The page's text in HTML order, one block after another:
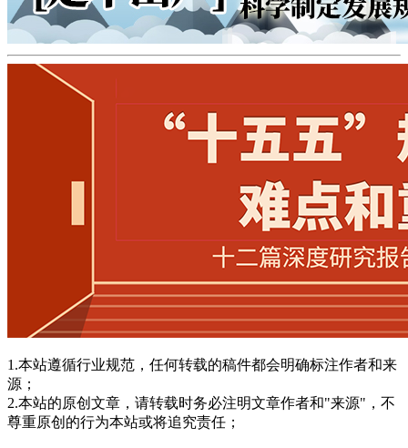
1.本站遵循行业规范，任何转载的稿件都会明确标注作者和来
源；
2.本站的原创文章，请转载时务必注明文章作者和"来源"，不
尊重原创的行为本站或将追究责任；